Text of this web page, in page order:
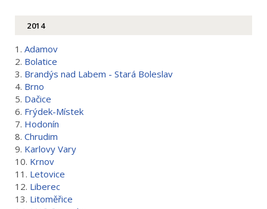
2014
1. Adamov
2. Bolatice
3. Brandýs nad Labem - Stará Boleslav
4. Brno
5. Dačice
6. Frýdek-Místek
7. Hodonín
8. Chrudim
9. Karlovy Vary
10. Krnov
11. Letovice
12. Liberec
13. Litoměřice